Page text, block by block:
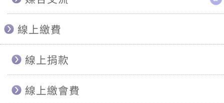
線上繳費
線上捐款
線上繳會費